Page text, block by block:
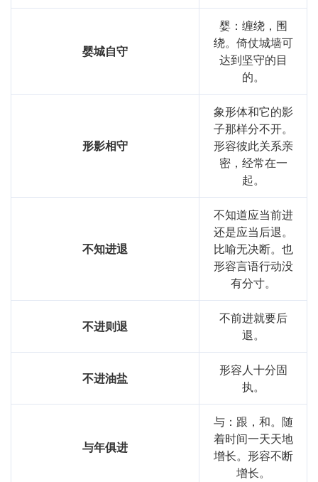
婴城自守
婴：缠绕，围
绕。倚仗城墙可
达到坚守的目
的。
形影相守
象形体和它的影
子那样分不开。
形容彼此关系亲
密，经常在一
起。
不知进退
不知道应当前进
还是应当后退。
比喻无决断。也
形容言语行动没
有分寸。
不进则退
不前进就要后
退。
不进油盐
形容人十分固
执。
与年俱进
与：跟，和。随
着时间一天天地
增长。形容不断
增长。